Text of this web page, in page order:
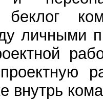
беклог
личными
внутрь